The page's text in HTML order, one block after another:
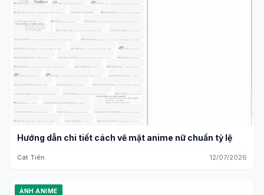
Hướng dẫn chi tiết cách vẽ mặt anime nữ chuẩn tỷ lệ
Cát Tiên 12/07/2026
ẢNH ANIME